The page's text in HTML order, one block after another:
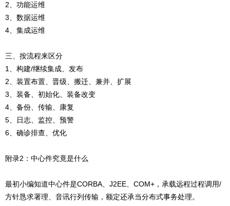
2、功能运维
3、数据运维
4、集成运维
三、按流程来区分
1、构建/继续集成、发布
2、装置布置、晋级、搬迁、兼并、扩展
3、装备、初始化、装备改变
4、备份、传输、康复
5、日志、监控、预警
6、确诊排查、优化
附录2：中心件究竟是什么
最初小编知道中心件是CORBA、J2EE、COM+，承载远程过程调用/
方针恳求署理、音讯行列传输，额定还承当分布式事务处理。